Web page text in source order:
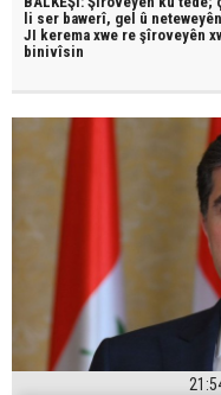
li ser bawerî, gel û
JI kerema xwe re şîroveyên
binivîsin